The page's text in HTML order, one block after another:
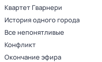
Квартет Гварнери
История одного города
Все непонятливые
Конфликт
Окончание эфира